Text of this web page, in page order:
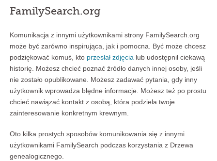
FamilySearch.org
Komunikacja z innymi użytkownikami strony FamilySearch.org
może być zarówno inspirująca, jak i pomocna. Być może chcesz
podziękować komuś, kto przesłał zdjęcia lub udostępnił ciekawą
historię. Możesz chcieć poznać źródło danych innej osoby, jeśli
nie zostało opublikowane. Możesz zadawać pytania, gdy inny
użytkownik wprowadza błędne informacje. Możesz też po prostu
chcieć nawiązać kontakt z osobą, która podziela twoje
zainteresowanie konkretnym krewnym.
Oto kilka prostych sposobów komunikowania się z innymi
użytkownikami FamilySearch podczas korzystania z Drzewa
genealogicznego.